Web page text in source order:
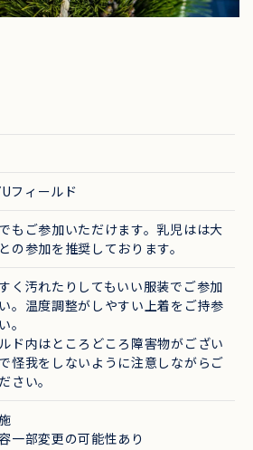
フィールド
もご参加いただけます。乳児はは大
の参加を推奨しております。
く汚れたりしてもいい服装でご参加
。温度調整がしやすい上着をご持参
。
ド内はところどころ障害物がござい
怪我をしないように注意しながらご
さい。
一部変更の可能性あり